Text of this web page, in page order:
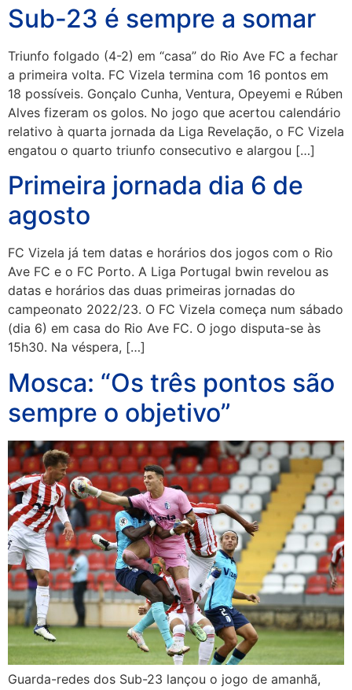
Sub-23 é sempre a somar
Triunfo folgado (4-2) em “casa” do Rio Ave FC a fechar
a primeira volta. FC Vizela termina com 16 pontos em
18 possíveis. Gonçalo Cunha, Ventura, Opeyemi e Rúben
Alves fizeram os golos. No jogo que acertou calendário
relativo à quarta jornada da Liga Revelação, o FC Vizela
engatou o quarto triunfo consecutivo e alargou […]
Primeira jornada dia 6 de
agosto
FC Vizela já tem datas e horários dos jogos com o Rio
Ave FC e o FC Porto. A Liga Portugal bwin revelou as
datas e horários das duas primeiras jornadas do
campeonato 2022/23. O FC Vizela começa num sábado
(dia 6) em casa do Rio Ave FC. O jogo disputa-se às
15h30. Na véspera, […]
Mosca: “Os três pontos são
sempre o objetivo”
Guarda-redes dos Sub-23 lançou o jogo de amanhã,